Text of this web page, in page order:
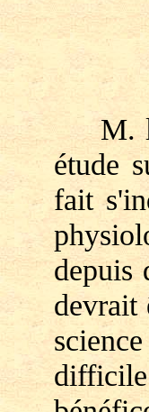
M. le
étude
fait
depuis
devrait